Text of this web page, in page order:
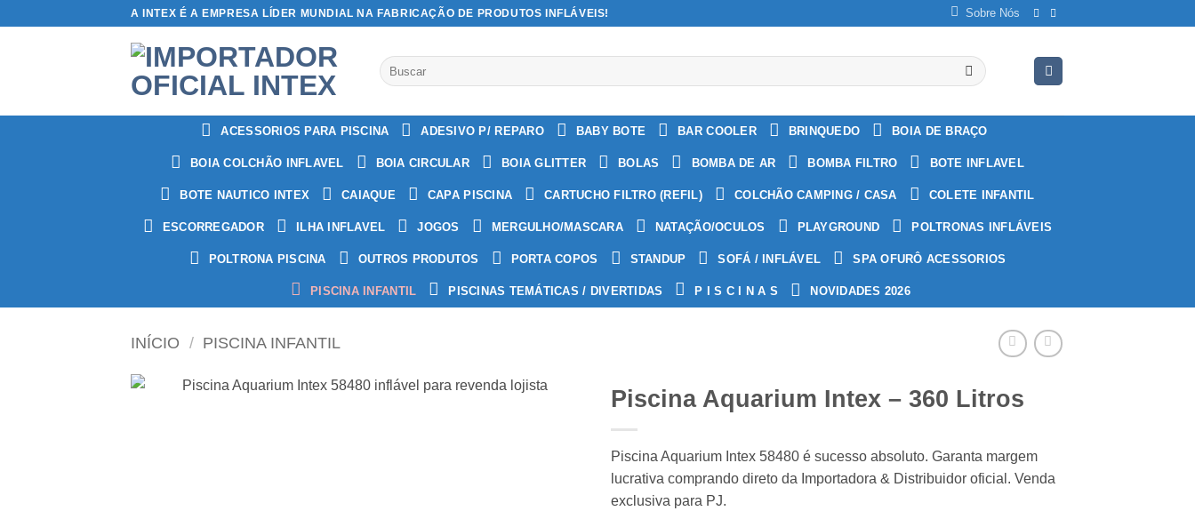
A INTEX É A EMPRESA LÍDER MUNDIAL NA FABRICAÇÃO DE PRODUTOS INFLÁVEIS! Sobre Nós
Pesquisar
por:
ACESSORIOS PARA PISCINA ADESIVO P/ REPARO BABY BOTE BAR COOLER BRINQUEDO BOIA DE BRAÇO
BOIA COLCHÃO INFLAVEL BOIA CIRCULAR BOIA GLITTER BOLAS BOMBA DE AR BOMBA FILTRO BOTE INFLAVEL
BOTE NAUTICO INTEX CAIAQUE CAPA PISCINA CARTUCHO FILTRO (REFIL) COLCHÃO CAMPING / CASA COLETE INFANTIL
ESCORREGADOR ILHA INFLAVEL JOGOS MERGULHO/MASCARA NATAÇÃO/OCULOS PLAYGROUND POLTRONAS INFLÁVEIS
POLTRONA PISCINA OUTROS PRODUTOS PORTA COPOS STANDUP SOFÁ / INFLÁVEL SPA OFURÔ ACESSORIOS
PISCINA INFANTIL PISCINAS TEMÁTICAS / DIVERTIDAS P I S C I N A S NOVIDADES 2026
INÍCIO / PISCINA INFANTIL
Piscina Aquarium Intex – 360 Litros
Piscina Aquarium Intex 58480 é sucesso absoluto. Garanta margem
lucrativa comprando direto da Importadora & Distribuidor oficial. Venda
exclusiva para PJ.